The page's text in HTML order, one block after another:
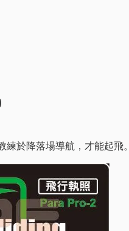
於降落場導航，才能起飛。